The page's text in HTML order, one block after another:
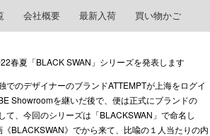
会社概要 最新入荷 買い物かご
春夏「BLACK SWAN」シリーズを発表します
でのデザイナーのブランドATTEMPTが上海をログイ
Showroomを継いだ後で、便は正式にブランドの
て、今回のシリーズは「BLACKSWAN」で命名し
BLACKSWAN》でから来て、比喩の１人当たりの内